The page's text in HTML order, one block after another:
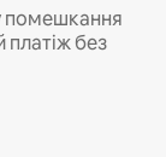
помешкання
платіж без